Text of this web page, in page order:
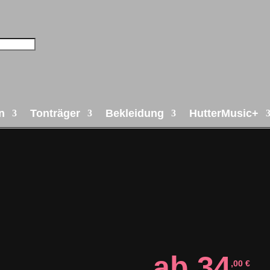
Tonträger Bekleidung HutterMusic+
,00 €